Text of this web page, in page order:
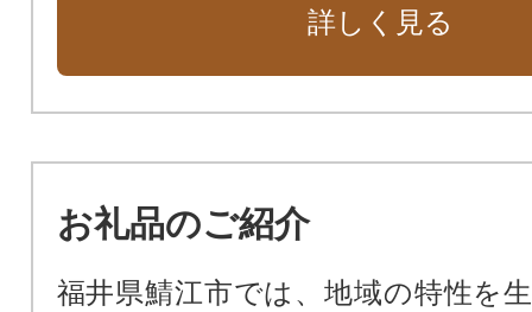
詳しく見る
お礼品のご紹介
福井県鯖江市では、地域の特性を